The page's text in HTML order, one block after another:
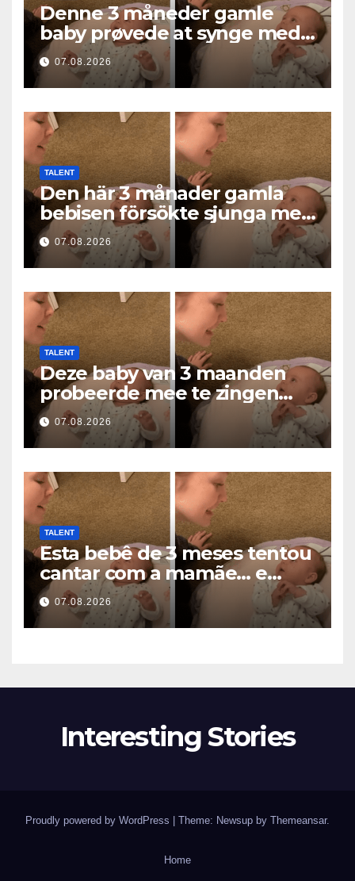
Denne 3 måneder gamle
baby prøvede at synge med
mor… og smeltede millioner
af hjerter
07.08.2026
TALENT
Den här 3 månader gamla
bebisen försökte sjunga med
mamma… och fick miljoner
hjärtan att smälta
07.08.2026
TALENT
Deze baby van 3 maanden
probeerde mee te zingen
met mama… en liet
miljoenen harten smelten
07.08.2026
TALENT
Esta bebê de 3 meses tentou
cantar com a mamãe… e
derreteu milhões de
corações
07.08.2026
Interesting Stories
Proudly powered by WordPress Theme: Newsup by Themeansar.
Home